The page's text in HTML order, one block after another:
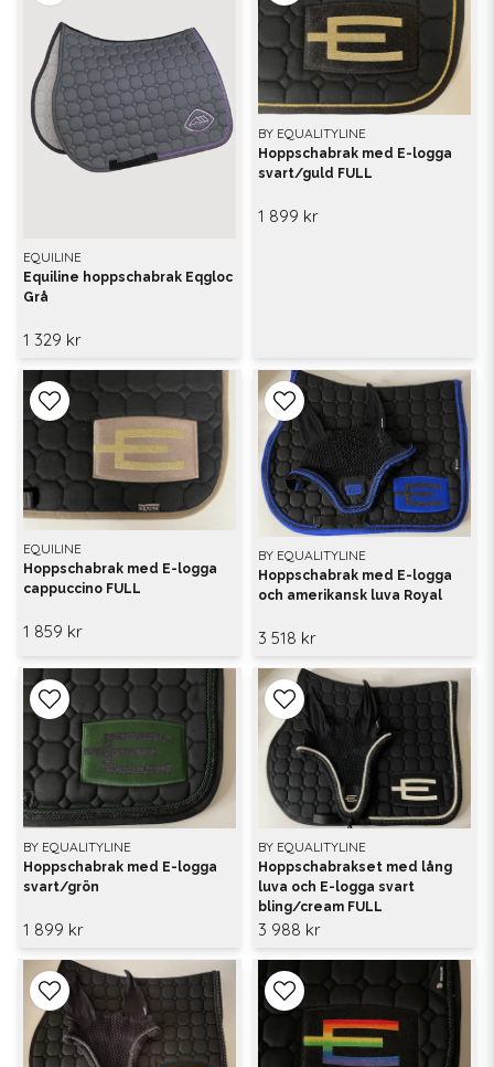
EQUILINE
Equiline hoppschabrak Eqgloc
Grå
1 329 kr
BY EQUALITYLINE
Hoppschabrak med E-logga
svart/guld FULL
1 899 kr
EQUILINE
Hoppschabrak med E-logga
cappuccino FULL
1 859 kr
BY EQUALITYLINE
Hoppschabrak med E-logga
och amerikansk luva Royal
3 518 kr
BY EQUALITYLINE
Hoppschabrak med E-logga
svart/grön
1 899 kr
BY EQUALITYLINE
Hoppschabrakset med lång
luva och E-logga svart
bling/cream FULL
3 988 kr